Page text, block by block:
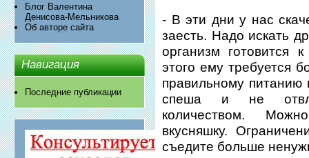
Блог Валентина
Денисова-Мельникова
Об авторе сайта
Навигация
Последние публикации
- В эти дни у нас
заесть. Надо искать
организм готовится
этого ему требуется
правильному питанию
спеша и не
количеством.
вкусняшку.
съедите больше